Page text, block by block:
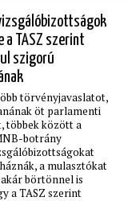
bizalmat, és
beágyazódását
ugyanakkor
geopolitikai
okoznak
pedig széles
támogatások vagy a
nemzeti
átmeneti és célzott
válaszolniuk.
a TASZ szerint
szigorú
törvényjavaslatot,
öt parlamenti
többek között a
botrány
a mulasztókat
börtönnel is
a TASZ szerint